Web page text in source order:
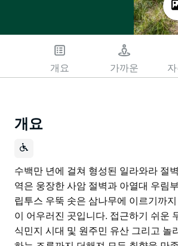
개요 가까운
개요
수백만 년에 걸쳐 형성된 일라와라 절
역은 웅장한 사암 절벽과 아열대 우림
립투스 우뚝 솟은 삼나무에 이르기까
이 어우러진 곳입니다. 접근하기 쉬운
식민지 시대 및 원주민 유산 그리고 놀